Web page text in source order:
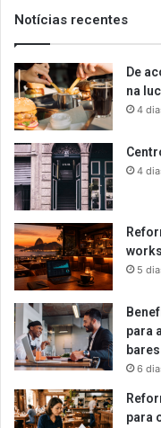
Notícias recentes
De
na
4
4
5
para
6
para